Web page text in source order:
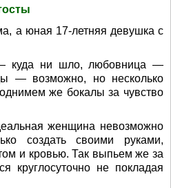
а юная 17-летняя девушка с
— куда ни шло, любовница —
— возможно, но несколько
же бокалы за чувство
женщина невозможно
создать своими руками,
и кровью. Так выпьем же за
круглосуточно не покладая